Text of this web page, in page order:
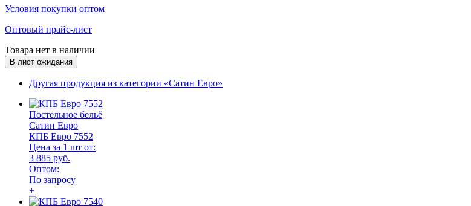
Условия покупки оптом
Оптовый прайс-лист
Товара нет в наличии
В лист ожидания
Другая продукция из категории «Сатин Евро»
Постельное бельё
Сатин Евро
КПБ Евро 7552
Цена за 1 шт от:
3 885 руб.
Оптом:
По запросу
+